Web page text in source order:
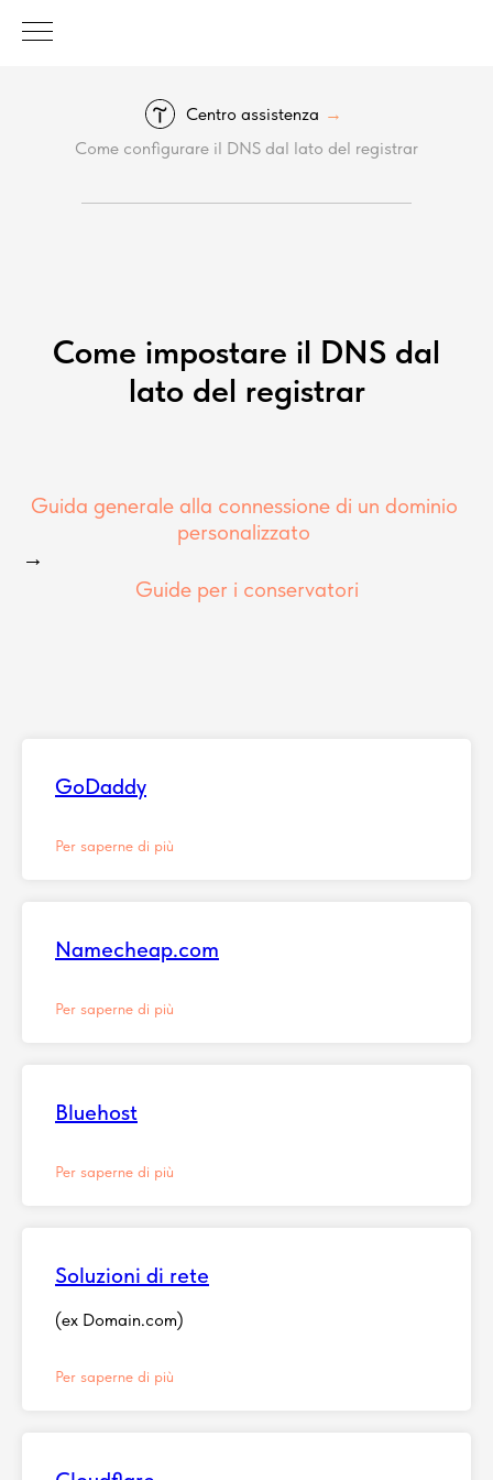
Centro assistenza →
Come configurare il DNS dal lato del registrar
Come impostare il DNS dal
lato del registrar
Guida generale alla connessione di un dominio
personalizzato
→
Guide per i conservatori
GoDaddy
Per saperne di più
Namecheap.com
Per saperne di più
Bluehost
Per saperne di più
Soluzioni di rete
(ex Domain.com)
Per saperne di più